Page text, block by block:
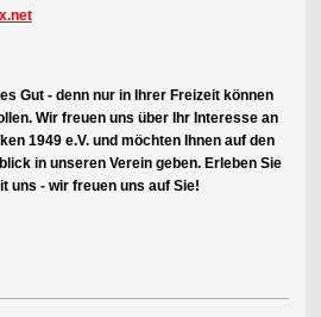
Gut - denn nur in Ihrer Freizeit können
Wir freuen uns über Ihr Interesse an
1949 e.V. und möchten Ihnen auf den
in unseren Verein geben. Erleben Sie
uns - wir freuen uns auf Sie!